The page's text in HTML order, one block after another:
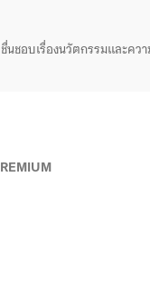
ชอบเรื่องนวัตกรรมและควา